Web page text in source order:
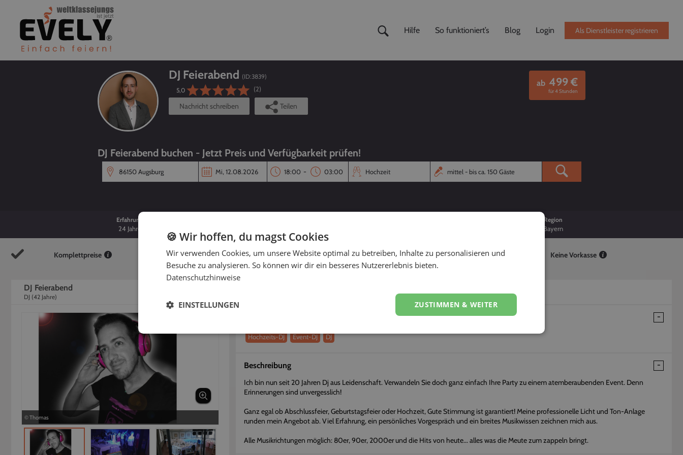
Hilfe So funktioniert’s Blog Login Als Dienstleister registrieren
DJ Feierabend (ID:3839)
5,0
(2)
Nachricht schreiben Teilen
ab 499€
für 4 Stunden
DJ Feierabend buchen - Jetzt Preis und Verfügbarkeit prüfen!
-
Erfahrung
24 Jahre
Region
Bayern
Komplettpreise Sofort buchen Flexibel stornieren Keine Vorkasse
DJ Feierabend
DJ (42 Jahre)
© Thomas
Erhalte einen persönlichen Eindruck vom Dienstleister
Hochzeits-DJ Event-DJ DJ
Beschreibung
Ich bin nun seit 20 Jahren Dj aus Leidenschaft. Verwandeln Sie doch ganz einfach Ihre Party zu einem atemberaubenden Event. Denn
Erinnerungen sind unvergesslich!
Ganz egal ob Abschlussfeier, Geburtstagsfeier oder Hochzeit, Gute Stimmung ist garantiert! Meine professionelle Licht und Ton-Anlage
runden mein Angebot ab. Viel Erfahrung, ein persönliches Vorgespräch und ein breites Musikwissen zeichnen mich aus.
Alle Musikrichtungen möglich: 80er, 90er, 2000er und die Hits von heute... alles was die Meute zum zappeln bringt.
🍪 Wir hoffen, du magst Cookies
Wir verwenden Cookies, um unsere Website optimal zu betreiben, Inhalte zu personalisieren und
Besuche zu analysieren. So können wir dir ein besseres Nutzererlebnis bieten.
Datenschutzhinweise
ZUSTIMMEN & WEITER
EINSTELLUNGEN